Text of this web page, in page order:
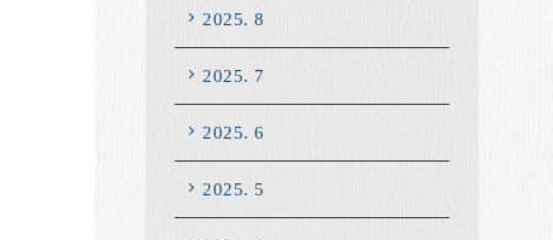
2025. 8
2025. 7
2025. 6
2025. 5